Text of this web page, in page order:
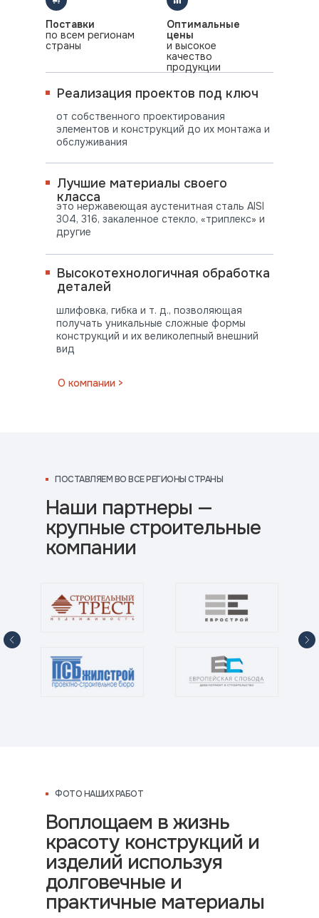
это нержавеющая аустенитная сталь AISI
304, 316, закаленное стекло, «триплекс» и
другие
шлифовка, гибка и т. д., позволяющая
получать уникальные сложные формы
конструкций и их великолепный внешний
вид
О компании >
от собственного проектирования
элементов и конструкций до их монтажа и
обслуживания
Лучшие материалы своего
класса
Высокотехнологичная обработка
деталей
Реализация проектов под ключ
Оптимальные
цены
и высокое
качество
продукции
Поставки
по всем регионам
страны
Наши партнеры —
крупные строительные
компании
ВО ВСЕ РЕГИОНЫ СТРАНЫ
ПОСТАВЛЯЕМ ВО ВСЕ РЕГИОНЫ СТРАНЫ
Воплощаем в жизнь
красоту конструкций и
изделий используя
долговечные и
практичные материалы
ФОТО НАШИХ РАБОТ